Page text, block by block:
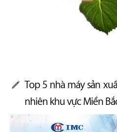
Top 5 nhà máy sản
nhiên khu vực Miền